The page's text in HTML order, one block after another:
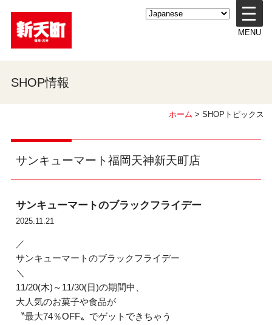
メ
ニ
ュ
MENU
SHOP情報
ホーム > SHOPトピックス
サンキューマート福岡天神新天町店
サンキューマートのブラックフライデー
2025.11.21
／
サンキューマートのブラックフライデー
＼
11/20(木)～11/30(日)の期間中、
大人気のお菓子や食品が
〝最大74％OFF〟でゲットできちゃう